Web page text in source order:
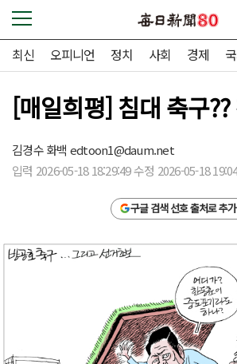
최신 오피니언 정치 사회 경제
[매일희평] 침대 축구
김경수 화백 edtoon1@daum.net
입력 2026-05-18 18:29:49 수정 2026-05-18
구글 검색 선호 출처로 추가